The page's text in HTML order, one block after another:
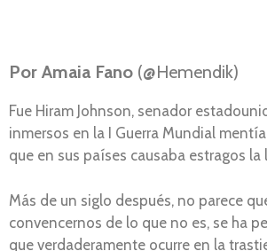
Por Amaia Fano (@Hemendik)
Fue Hiram Johnson, senador
inmersos en la I Guerra Mundial
que en sus países causaba estragos
Más de un siglo después, no parece
convencernos de lo que no es, se ha
que verdaderamente ocurre en la